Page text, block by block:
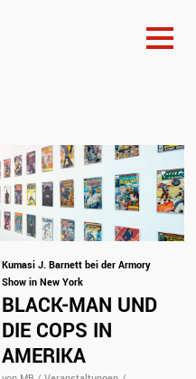
Kumasi J. Barnett bei der Armory
Show in New York
BLACK-MAN UND
DIE COPS IN
AMERIKA